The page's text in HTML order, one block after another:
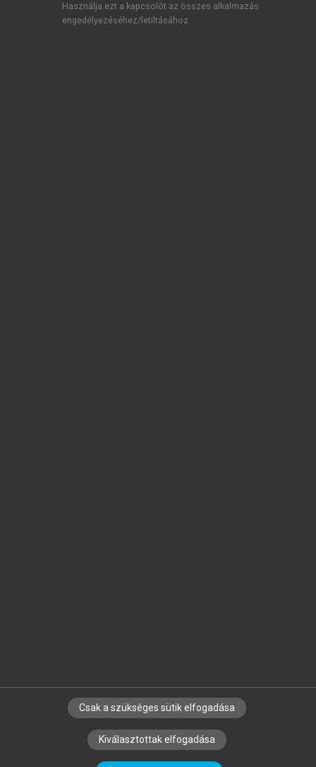
SZERZŐKNEK CÉGEKNEK KÖNYVTÁROSOKNAK
SZERKESZTÉSI ÉS LEKTORÁLÁSI ALAPELVEK
Használja ezt a kapcsolót az összes alkalmazás
engedélyezéséhez/letiltásához.
Csak a szükséges sütik elfogadása
Kiválasztottak elfogadása